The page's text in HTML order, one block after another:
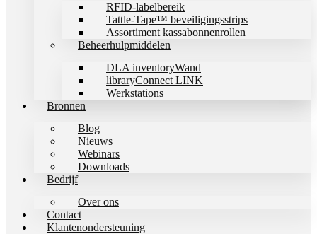
RFID-labelbereik
Tattle-Tape™ beveiligingsstrips
Assortiment kassabonnenrollen
Beheerhulpmiddelen
DLA inventoryWand
libraryConnect LINK
Werkstations
Bronnen
Blog
Nieuws
Webinars
Downloads
Bedrijf
Over ons
Contact
Klantenondersteuning